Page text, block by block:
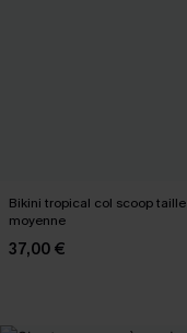
Bikini tropical col scoop taille
moyenne
37,00 €